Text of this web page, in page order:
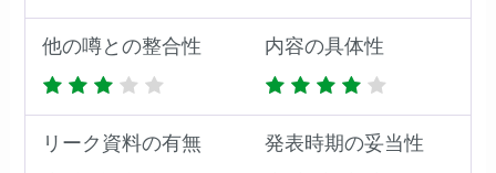
他の噂との整合性 内容の具体性
リーク資料の有無 発表時期の妥当性